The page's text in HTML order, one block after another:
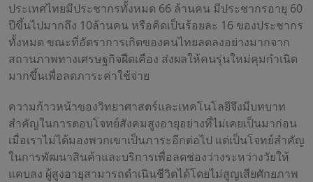
ประเทศไทยมีประชากรทั้งหมด 66 ล้านคน มีประชากรอายุ 60
ปีขึ้นไปมากถึง 10ล้านคน หรือคิดเป็นร้อยละ 16 ของประชากร
ทั้งหมด ขณะที่อัตราการเกิดของคนไทยลดลงอย่างมากจาก
สถานภาพทางเศรษฐกิจฝืดเคือง ส่งผลให้คนรุ่นใหม่คุมกำเนิด
มากขึ้นเพื่อลดภาระค่าใช้จ่าย
ความก้าวหน้าของวิทยาศาสตร์และเทคโนโลยีจึงมีบทบาท
สำคัญในการตอบโจทย์สังคมสูงอายุอย่างที่ไม่เคยเป็นมาก่อน
เมื่อเราไม่ได้มองพวกเขาเป็นภาระอีกต่อไป แต่เป็นโจทย์สำคัญ
ในการพัฒนาสินค้าและบริการเพื่อลดช่องว่างระหว่างวัยให้
แคบลง ผู้สูงอายุสามารถดำเนินชีวิตได้โดยไม่สูญเสียศักยภาพ